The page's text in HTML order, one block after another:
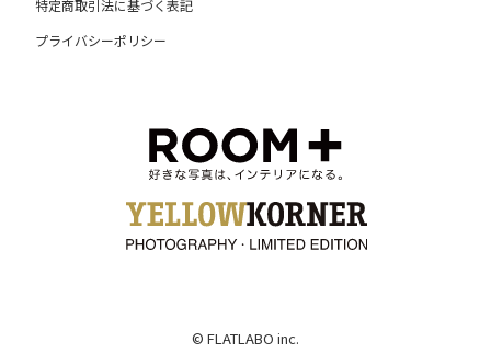
特定商取引法に基づく表記
プライバシーポリシー
© FLATLABO inc.